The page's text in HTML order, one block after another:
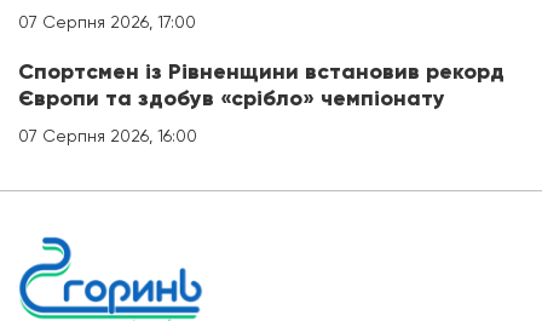
07 Серпня 2026, 17:00
Спортсмен із Рівненщини встановив рекорд
Європи та здобув «срібло» чемпіонату
07 Серпня 2026, 16:00